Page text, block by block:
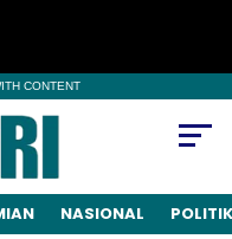
CONTENT
NASIONAL POLITIK